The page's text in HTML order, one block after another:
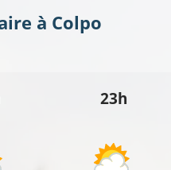
à Colpo
23h